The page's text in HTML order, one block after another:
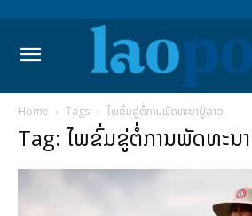
Home Tags ໄພຂົ່ມຂູ່ຕໍ່ການພັດທະນາຢູ່ລາວ
Tag: ໄພຂົ່ມຂູ່ຕໍ່ການພັດທະນ